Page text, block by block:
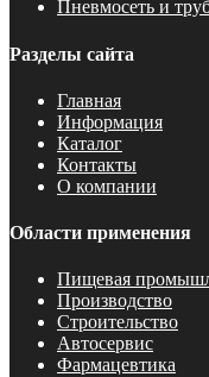
Пневмосеть и
Разделы сайта
Главная
Информация
Каталог
Контакты
О компании
Области применения
Пищевая
Производство
Строительство
Автосервис
Фармацевтика